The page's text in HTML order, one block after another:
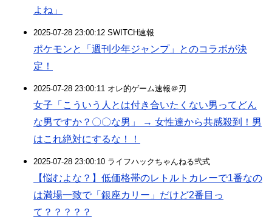
よね」
2025-07-28 23:00:12 SWITCH速報
ポケモンと「週刊少年ジャンプ」とのコラボが決
定！
2025-07-28 23:00:11 オレ的ゲーム速報＠刃
女子「こういう人とは付き合いたくない男ってどん
な男ですか？〇〇な男」 → 女性達から共感殺到！男
はこれ絶対にするな！！
2025-07-28 23:00:10 ライフハックちゃんねる弐式
【悩むよな？】低価格帯のレトルトカレーで1番なの
は満場一致で「銀座カリー」だけど2番目っ
て？？？？？